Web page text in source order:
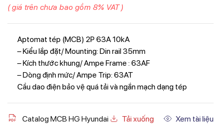
( giá trên chưa bao gồm 8% VAT )
Aptomat tép (MCB) 2P 63A 10kA
– Kiểu lắp đặt/ Mounting: Din rail 35mm
– Kích thước khung/ Ampe Frame : 63AF
– Dòng định mức/ Ampe Trip: 63AT
Cầu dao điện bảo vệ quá tải và ngắn mạch dạng tép
Catalog MCB HG Hyundai Tải xuống Xem tài liệu